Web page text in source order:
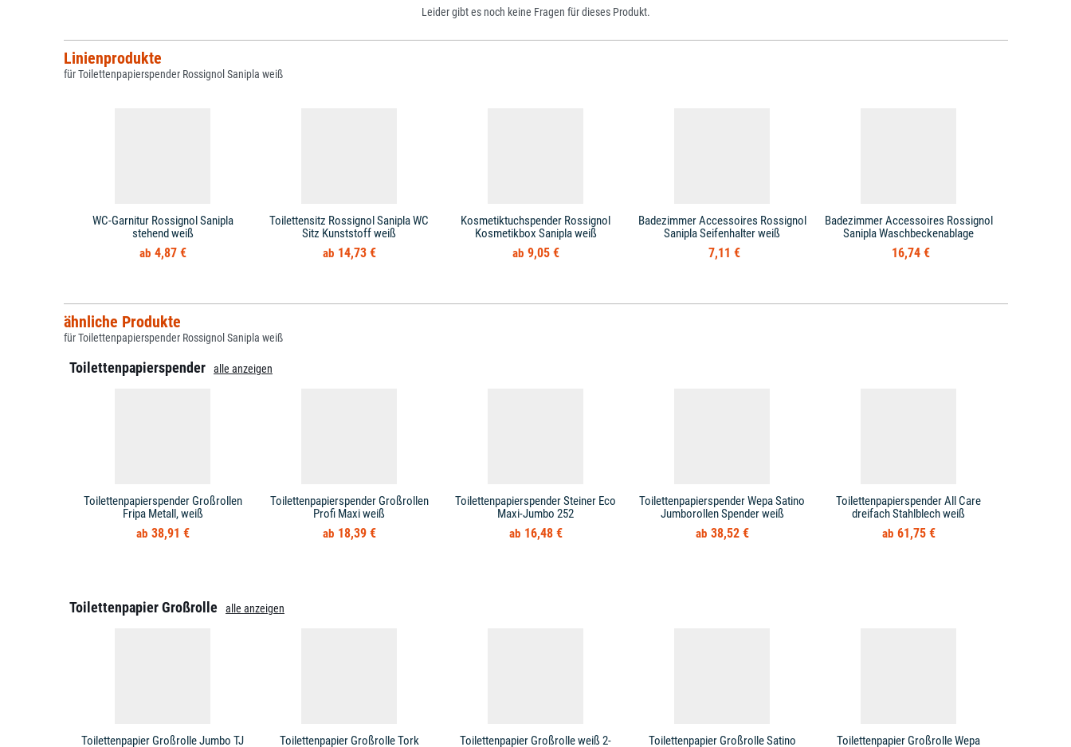
Leider gibt es noch keine Fragen für dieses Produkt.
Linienprodukte
für Toilettenpapierspender Rossignol Sanipla weiß
WC-Garnitur Rossignol Sanipla
stehend weiß
4,87 €
Toilettensitz Rossignol Sanipla WC
Sitz Kunststoff weiß
14,73 €
Kosmetiktuchspender Rossignol
Kosmetikbox Sanipla weiß
9,05 €
Badezimmer Accessoires Rossignol
Sanipla Seifenhalter weiß
7,11 €
Badezimmer Accessoires Rossignol
Sanipla Waschbeckenablage
16,74 €
ähnliche Produkte
für Toilettenpapierspender Rossignol Sanipla weiß
Toilettenpapierspender alle anzeigen
Toilettenpapierspender Großrollen
Fripa Metall, weiß
38,91 €
Toilettenpapierspender Großrollen
Profi Maxi weiß
18,39 €
Toilettenpapierspender Steiner Eco
Maxi-Jumbo 252
16,48 €
Toilettenpapierspender Wepa Satino
Jumborollen Spender weiß
38,52 €
Toilettenpapierspender All Care
dreifach Stahlblech weiß
61,75 €
Toilettenpapier Großrolle alle anzeigen
Toilettenpapier Großrolle Jumbo TJ
Toilettenpapier Großrolle Tork
Toilettenpapier Großrolle weiß 2-
Toilettenpapier Großrolle Satino
Toilettenpapier Großrolle Wepa